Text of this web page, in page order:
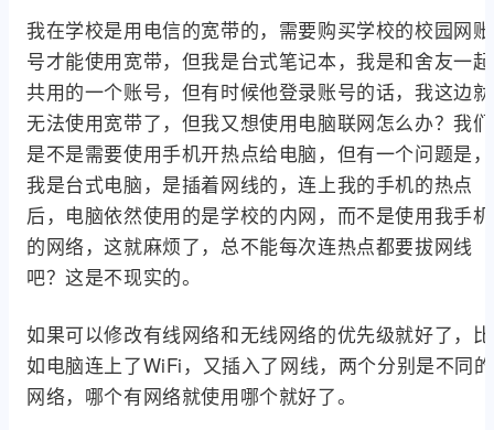
我在学校是用电信的宽带的，需要购买学校的校园网账
号才能使用宽带，但我是台式笔记本，我是和舍友一起
共用的一个账号，但有时候他登录账号的话，我这边就
无法使用宽带了，但我又想使用电脑联网怎么办？我们
是不是需要使用手机开热点给电脑，但有一个问题是，
我是台式电脑，是插着网线的，连上我的手机的热点
后，电脑依然使用的是学校的内网，而不是使用我手机
的网络，这就麻烦了，总不能每次连热点都要拔网线
吧？这是不现实的。
如果可以修改有线网络和无线网络的优先级就好了，比
如电脑连上了WiFi，又插入了网线，两个分别是不同的
网络，哪个有网络就使用哪个就好了。